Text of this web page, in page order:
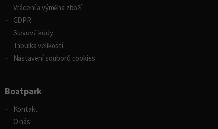
Vrácení a výměna zboží
GDPR
Slevové kódy
Tabulka velikostí
Nastavení souborů cookies
Boatpark
Kontakt
O nás